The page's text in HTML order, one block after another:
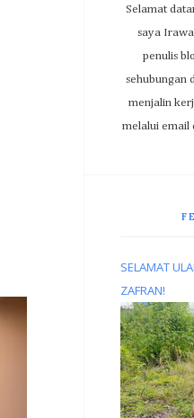
Selamat
saya
penulis
sehubungan
menjalin
melalui email
SELAMAT
ZAFRAN!